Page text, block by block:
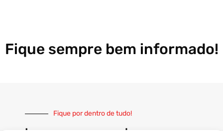
Fique sempre bem informado!
Fique por dentro de tudo!